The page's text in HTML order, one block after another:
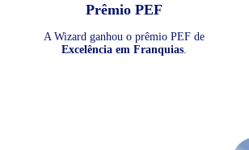
Prêmio PEF
A Wizard ganhou o prêmio PEF de
Excelência em Franquias.